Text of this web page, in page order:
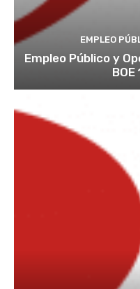
EMPLEO
Empleo Público y